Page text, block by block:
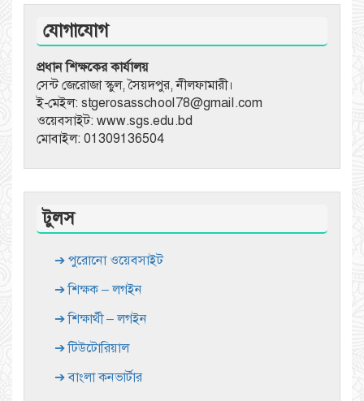
যোগাযোগ
প্রধান শিক্ষকের কার্যালয়
সেন্ট জেরোজা স্কুল, সৈয়দপুর, নীলফামারী।
ই-মেইল: stgerosasschool78@gmail.com
ওয়েবসাইট: www.sgs.edu.bd
মোবাইল: 01309136504
টুলস
➔ পুরোনো ওয়েবসাইট
➔ শিক্ষক – লগইন
➔ শিক্ষার্থী – লগইন
➔ টিউটোরিয়াল
➔ বাংলা কনভার্টার